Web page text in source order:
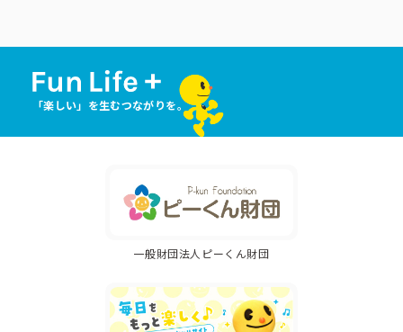
「楽しい」を生むつながりを。
一般財団法人ピーくん財団